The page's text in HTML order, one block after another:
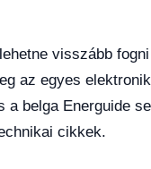
visszább
az egyes
belga Energuide
cikkek.